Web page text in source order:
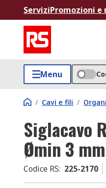
ServiziPromozioni e
Menu
/ Cavi e fili /
Siglacavo
Ømin 3
Codice RS: 225-2170